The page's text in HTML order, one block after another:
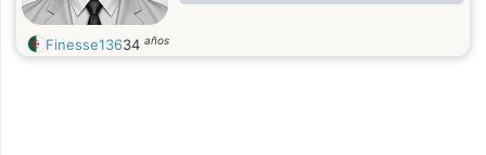
Finesse13634 años